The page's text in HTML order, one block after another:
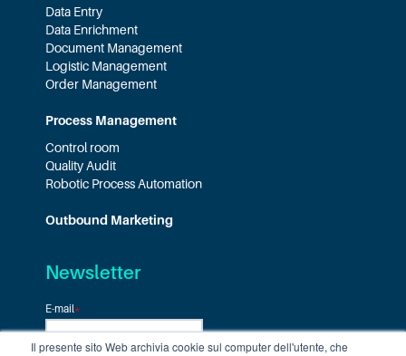
Il presente sito Web archivia cookie sul computer dell'utente, che
Data Entry
Data Enrichment
Document Management
Logistic Management
Order Management
Process Management
Control room
Quality Audit
Robotic Process Automation
Outbound Marketing
Newsletter
E-mail*